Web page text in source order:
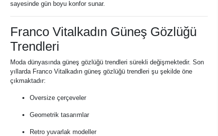
sayesinde gün boyu konfor sunar.
Franco Vitalkadın Güneş Gözlüğü
Trendleri
Moda dünyasında güneş gözlüğü trendleri sürekli değişmektedir. Son
yıllarda Franco Vitalkadın güneş gözlüğü trendleri şu şekilde öne
çıkmaktadır:
Oversize çerçeveler
Geometrik tasarımlar
Retro yuvarlak modeller